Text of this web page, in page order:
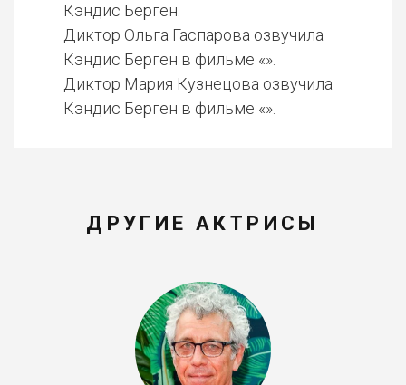
Кэндис Берген.
Диктор Ольга Гаспарова озвучила
Кэндис Берген в фильме «».
Диктор Мария Кузнецова озвучила
Кэндис Берген в фильме «».
ДРУГИЕ АКТРИСЫ